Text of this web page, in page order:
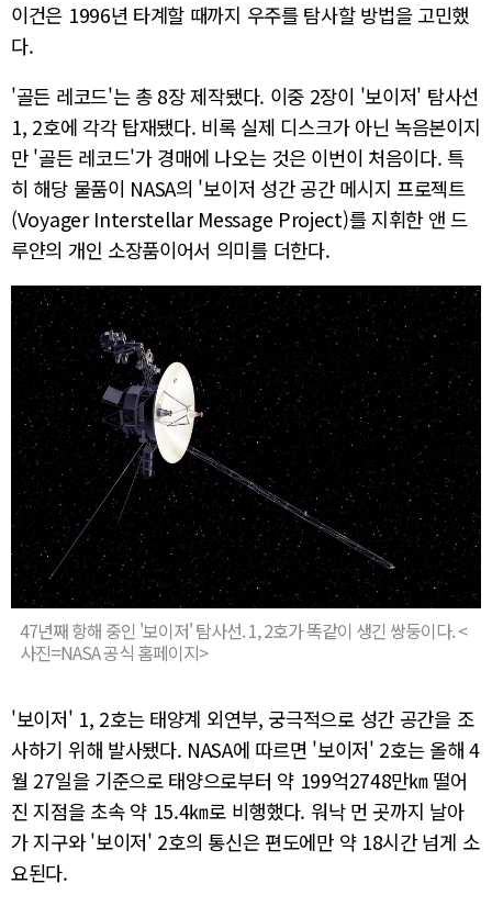
이건은 1996년 타계할 때까지 우주를 탐사할 방법을 고민했
다.
'골든 레코드'는 총 8장 제작됐다. 이중 2장이 '보이저' 탐사선
1, 2호에 각각 탑재됐다. 비록 실제 디스크가 아닌 녹음본이지
만 '골든 레코드'가 경매에 나오는 것은 이번이 처음이다. 특
히 해당 물품이 NASA의 '보이저 성간 공간 메시지 프로젝트
(Voyager Interstellar Message Project)를 지휘한 앤 드
루얀의 개인 소장품이어서 의미를 더한다.
47년째 항해 중인 '보이저' 탐사선. 1, 2호가 똑같이 생긴 쌍둥이다. <
사진=NASA 공식 홈페이지>
'보이저' 1, 2호는 태양계 외연부, 궁극적으로 성간 공간을 조
사하기 위해 발사됐다. NASA에 따르면 '보이저' 2호는 올해 4
월 27일을 기준으로 태양으로부터 약 199억2748만㎞ 떨어
진 지점을 초속 약 15.4㎞로 비행했다. 워낙 먼 곳까지 날아
가 지구와 '보이저' 2호의 통신은 편도에만 약 18시간 넘게 소
요된다.